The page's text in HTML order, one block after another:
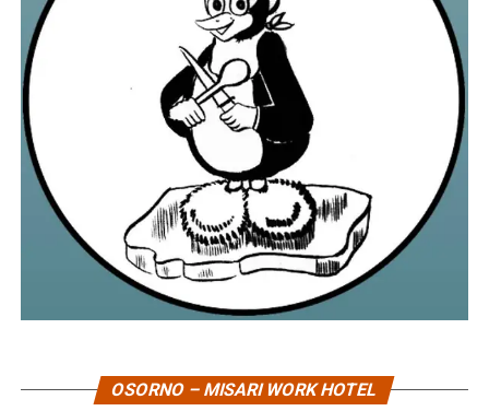
OSORNO – MISARI WORK HOTEL